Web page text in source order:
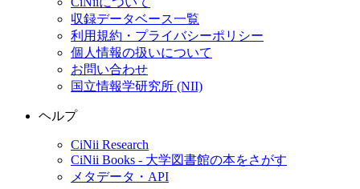
収録データベース一覧
利用規約・プライバシーポリシー
個人情報の扱いについて
お問い合わせ
国立情報学研究所 (NII)
ヘルプ
CiNii Research
CiNii Books - 大学図書館の本をさがす
メタデータ・API